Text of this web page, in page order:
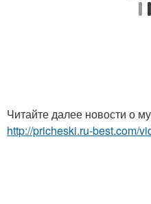
Читайте далее новости о
http://pricheski.ru-best.com/